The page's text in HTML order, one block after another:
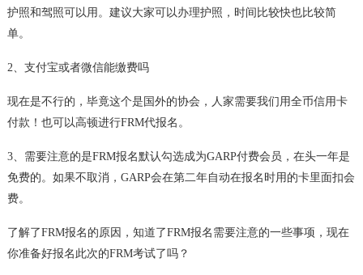
护照和驾照可以用。建议大家可以办理护照，时间比较快也比较简
单。
2、支付宝或者微信能缴费吗
现在是不行的，毕竟这个是国外的协会，人家需要我们用全币信用卡
付款！也可以高顿进行FRM代报名。
3、需要注意的是FRM报名默认勾选成为GARP付费会员，在头一年是
免费的。如果不取消，GARP会在第二年自动在报名时用的卡里面扣会
费。
了解了FRM报名的原因，知道了FRM报名需要注意的一些事项，现在
你准备好报名此次的FRM考试了吗？